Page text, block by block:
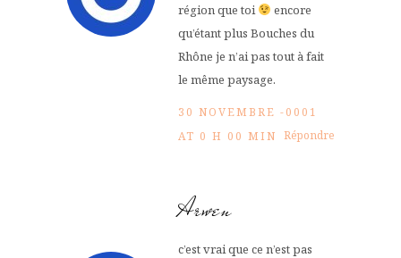
région que toi
encore
qu’étant plus Bouches du
Rhône je n’ai pas tout à fait
le même paysage.
30 NOVEMBRE -0001
AT 0 H 00 MIN Répondre
Arwen
c’est vrai que ce n’est pas